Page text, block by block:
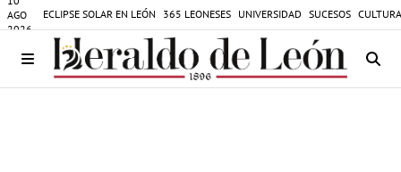
AGO
2026
ECLIPSE SOLAR EN LEÓN 365 LEONESES UNIVERSIDAD SUCESOS